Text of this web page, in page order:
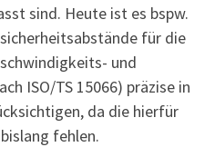
sind. Heute ist es bspw.
für die
und
ISO/TS 15066) präzise in
da die hierfür
fehlen.